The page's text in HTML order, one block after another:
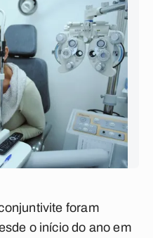
foram
o início do ano em